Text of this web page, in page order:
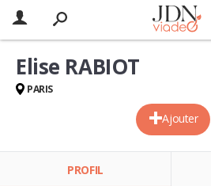
Ajouter
Elise RABIOT
PARIS
PROFIL